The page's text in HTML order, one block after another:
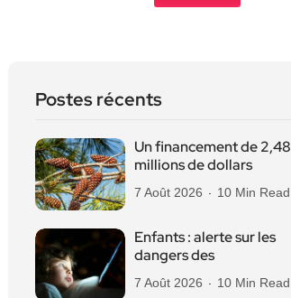
Postes récents
Un financement de 2,48
millions de dollars
7 Août 2026 10 Min Read
Enfants : alerte sur les
dangers des
7 Août 2026 10 Min Read